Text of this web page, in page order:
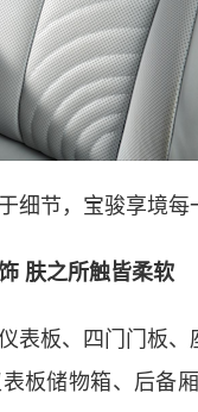
节，宝骏享境每
肤之所触皆柔软
板、四门门板、
板储物箱、后备